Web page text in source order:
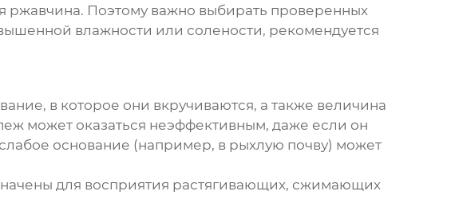
ржавчина. Поэтому важно выбирать проверенных
влажности или солености, рекомендуется
в которое они вкручиваются, а также величина
может оказаться неэффективным, даже если он
основание (например, в рыхлую почву) может
для восприятия растягивающих, сжимающих